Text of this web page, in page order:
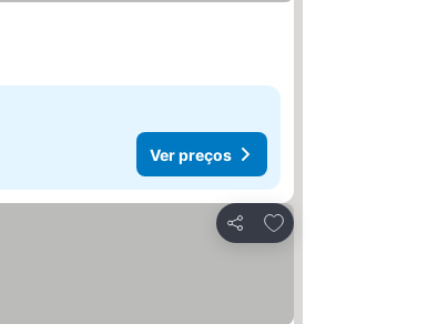
Ver preços
Partilhar
Adicionar aos favoritos